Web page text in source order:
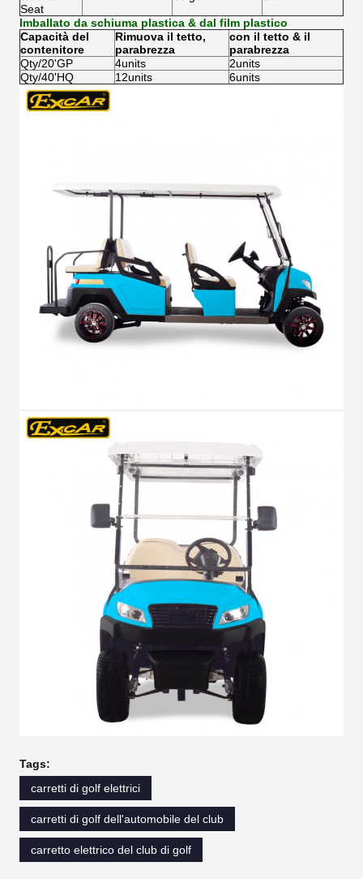
Seat
Imballato da schiuma plastica & dal film plastico
Capacità del
contenitore
Rimuova il tetto,
parabrezza
con il tetto & il
parabrezza
Qty/20'GP
4units
2units
Qty/40'HQ
12units 6units
Tags:
carretti di golf elettrici
carretti di golf dell'automobile del club
carretto elettrico del club di golf